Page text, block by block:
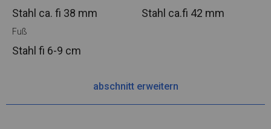
Stahl ca. fi 38 mm Stahl ca.fi 42 mm
Fuß
Stahl fi 6-9 cm
abschnitt erweitern